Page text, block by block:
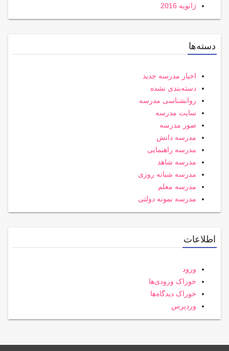
ژانویه 2016
دسته‌ها
اخبار مدرسه جدید
دسته‌بندی نشده
روانشناسی مدرسه
سایت مدرسه
صور مدرسه
مدرسه دانش
مدرسه راهنمایی
مدرسه شاهد
مدرسه شبانه روزی
مدرسه معلم
مدرسه نمونه دولتی
اطلاعات
ورود
خوراک ورودی‌ها
خوراک دیدگاه‌ها
وردپرس